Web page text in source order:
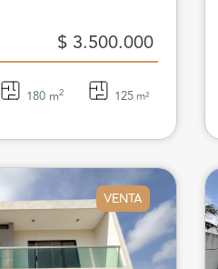
$ 3.500.000
180 m2 125 m²
VENTA